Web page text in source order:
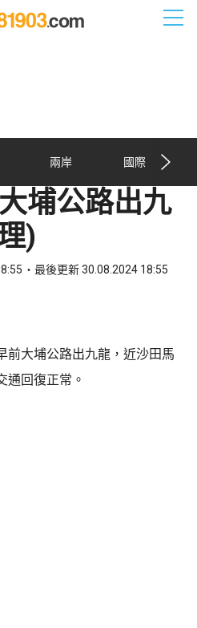
兩岸 國際
埔公路出九
)
最後更新 30.08.2024 18:55
前大埔公路出九龍，近沙田馬
通回復正常。